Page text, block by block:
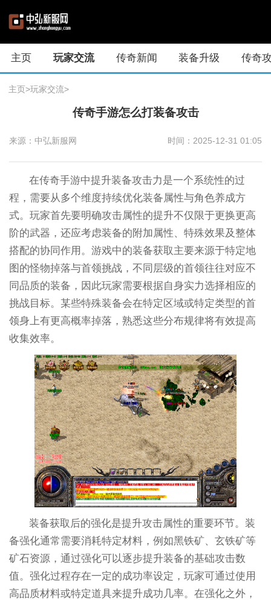
主页 玩家交流 传奇新闻 装备升级 传奇
主页>玩家交流>
传奇手游怎么打装备攻击
来源：中弘新服网 时间：2025-12-31 01:05
在传奇手游中提升装备攻击力是一个系统性的过
程，需要从多个维度持续优化装备属性与角色养成方
式。玩家首先要明确攻击属性的提升不仅限于更换更高
阶的武器，还应考虑装备的附加属性、特殊效果及整体
搭配的协同作用。游戏中的装备获取主要来源于特定地
图的怪物掉落与首领挑战，不同层级的首领往往对应不
同品质的装备，因此玩家需要根据自身实力选择相应的
挑战目标。某些特殊装备会在特定区域或特定类型的首
领身上有更高概率掉落，熟悉这些分布规律将有效提高
收集效率。
装备获取后的强化是提升攻击属性的重要环节。装
备强化通常需要消耗特定材料，例如黑铁矿、玄铁矿等
矿石资源，通过强化可以逐步提升装备的基础攻击数
值。强化过程存在一定的成功率设定，玩家可通过使用
高品质材料或特定道具来提升成功几率。在强化之外，